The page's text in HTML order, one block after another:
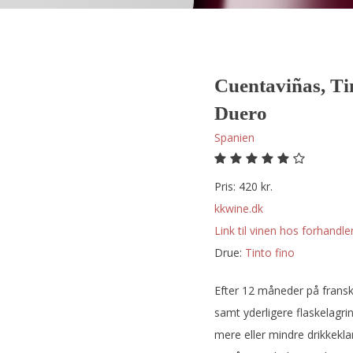
Cuentaviñas,
Duero
Spanien
Pris: 420 kr.
kkwine.dk
Link til vinen hos
Drue:
tinto fino
Efter 12 måneder på
samt yderligere
mere eller mindre